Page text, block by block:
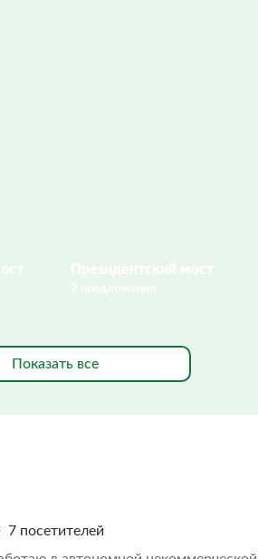
Показать все
7 посетителей